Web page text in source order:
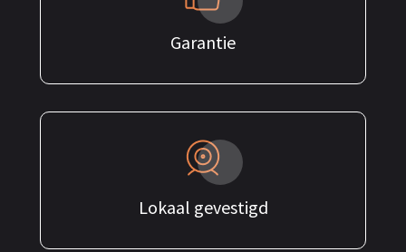
Garantie
Lokaal gevestigd